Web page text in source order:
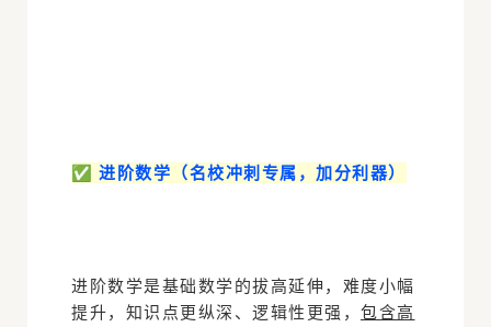
✅ 进阶数学（名校冲刺专属，加分利器）
进阶数学是基础数学的拔高延伸，难度小幅
提升，知识点更纵深、逻辑性更强， 包含高